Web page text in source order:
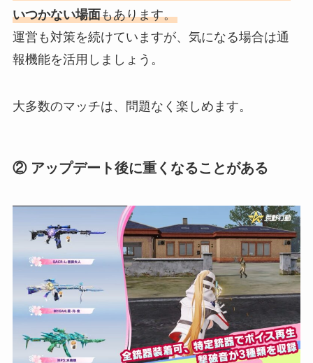
いつかない場面もあります。
運営も対策を続けていますが、気になる場合は通
報機能を活用しましょう。
大多数のマッチは、問題なく楽しめます。
② アップデート後に重くなることがある